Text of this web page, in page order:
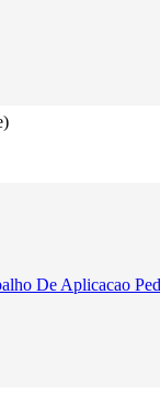
De Aplicacao